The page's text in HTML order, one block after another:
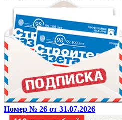
Номер № 26 от 31.07.2026